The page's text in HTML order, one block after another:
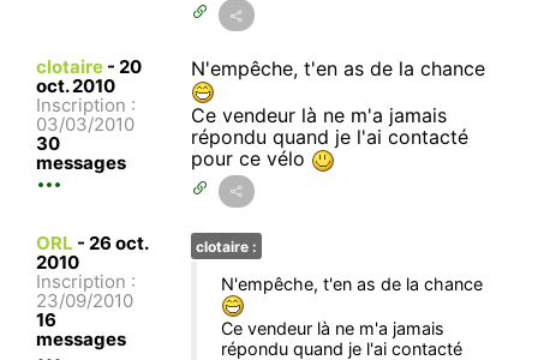
clotaire - 20
oct. 2010
Inscription :
03/03/2010
30
messages
N'empêche, t'en as de la chance
Ce vendeur là ne m'a jamais
répondu quand je l'ai contacté
pour ce vélo
ORL - 26 oct.
2010
Inscription :
23/09/2010
16
messages
clotaire :
N'empêche, t'en as de la chance
Ce vendeur là ne m'a jamais
répondu quand je l'ai contacté